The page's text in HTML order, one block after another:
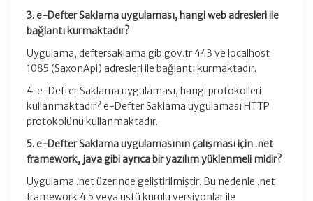
3. e-Defter Saklama uygulaması, hangi web adresleri ile
bağlantı kurmaktadır?
Uygulama, deftersaklama.gib.gov.tr 443 ve localhost
1085 (SaxonApi) adresleri ile bağlantı kurmaktadır.
4. e-Defter Saklama uygulaması, hangi protokolleri
kullanmaktadır? e-Defter Saklama uygulaması HTTP
protokolünü kullanmaktadır.
5. e-Defter Saklama uygulamasının çalışması için .net
framework, java gibi ayrıca bir yazılım yüklenmeli midir?
Uygulama .net üzerinde geliştirilmiştir. Bu nedenle .net
framework 4.5 veya üstü kurulu versiyonlar ile